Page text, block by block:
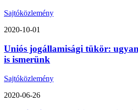
Sajtóközlemény
2020-10-01
Uniós jogállamisági tükör:
is ismerünk
Sajtóközlemény
2020-06-26